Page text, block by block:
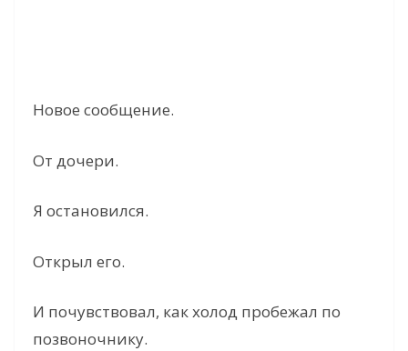
Новое сообщение.
От дочери.
Я остановился.
Открыл его.
И почувствовал, как холод пробежал по
позвоночнику.